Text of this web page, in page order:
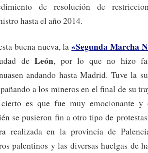
de resolución de
hasta el año 2014.
buena nueva, la«Segunda Marcha
deLeón, por lo que no hizo
andando hasta Madrid. Tuve la
a los mineros en el final de su
es que fue muy emocionante y
se pusieron fin a otro tipo de
realizada en la provincia de
palentinos y las diversas huelgas de